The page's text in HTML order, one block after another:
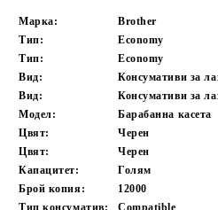
Марка:
Brother
Тип:
Economy
Тип:
Economy
Вид:
Консумативи за
Вид:
Консумативи за
Модел:
Барабанна касета
Цвят:
Черен
Цвят:
Черен
Капацитет:
Голям
Брой копия:
12000
Тип консуматив:
Compatible